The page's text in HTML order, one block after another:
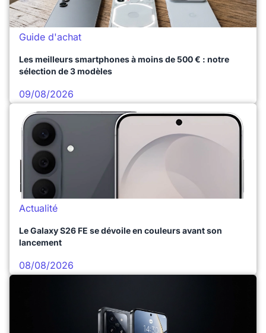
Guide d'achat
Les meilleurs smartphones à moins de 500 € : notre
sélection de 3 modèles
09/08/2026
Actualité
Le Galaxy S26 FE se dévoile en couleurs avant son
lancement
08/08/2026